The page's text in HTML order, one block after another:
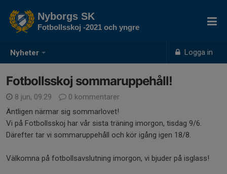
Nyheter Logga in
Nyborgs SK
Fotbollsskoj -2021 och yngre
Fotbollsskoj sommaruppehåll!
8 jun, 09:29
0 kommentarer
Äntligen närmar sig sommarlovet!
Vi på Fotbollsskoj har vår sista träning imorgon, tisdag 9/6.
Därefter tar vi sommaruppehåll och kör igång igen 18/8.
Välkomna på fotbollsavslutning imorgon, vi bjuder på isglass!